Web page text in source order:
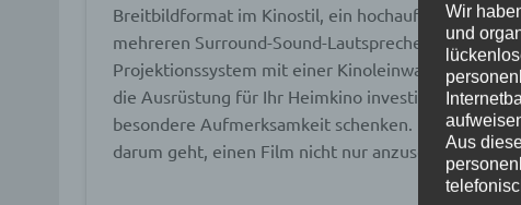
Breitbildformat im Kinostil, ein hochauflösendes
mehreren Surround-Sound-Lautsprechern
Projektionssystem mit einer Kinoleinwand, auf die
die Ausrüstung für Ihr Heimkino investieren,
besondere Aufmerksamkeit schenken. Nichts ist
darum geht, einen Film nicht nur anzuschauen,
Wir
und
Aus